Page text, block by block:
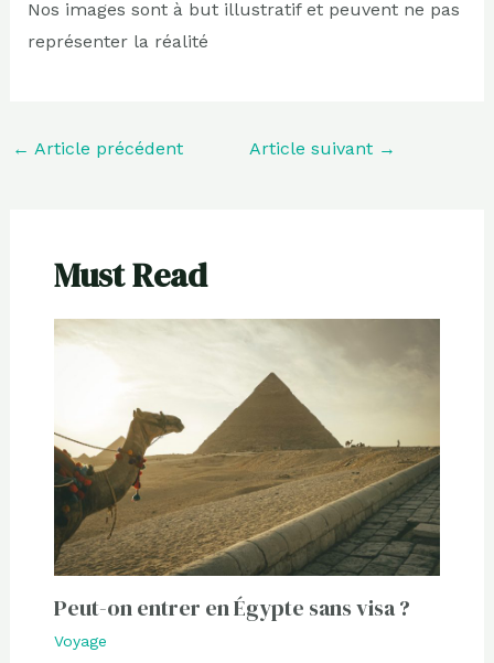
Nos images sont à but illustratif et peuvent ne pas
représenter la réalité
← Article précédent Article suivant →
Must Read
Peut-on entrer en Égypte sans visa ?
Voyage